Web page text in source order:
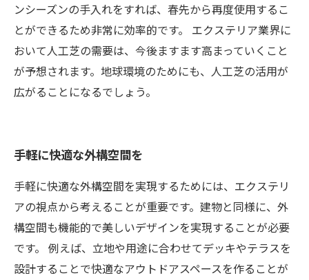
ンシーズンの手入れをすれば、春先から再度使用するこ
とができるため非常に効率的です。 エクステリア業界に
おいて人工芝の需要は、今後ますます高まっていくこと
が予想されます。地球環境のためにも、人工芝の活用が
広がることになるでしょう。
手軽に快適な外構空間を
手軽に快適な外構空間を実現するためには、エクステリ
アの視点から考えることが重要です。建物と同様に、外
構空間も機能的で美しいデザインを実現することが必要
です。 例えば、立地や用途に合わせてデッキやテラスを
設計することで快適なアウトドアスペースを作ることが